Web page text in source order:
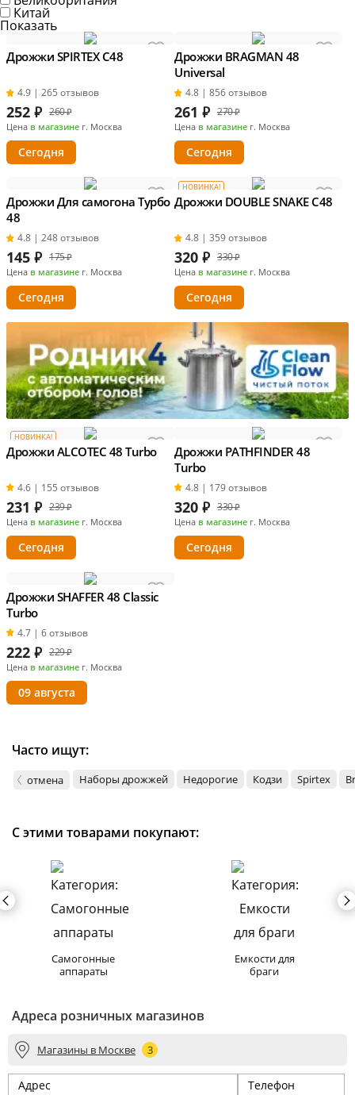
Китай
Показать
Дрожжи SPIRTEX C48
4.9 | 265 отзывов
252 ₽ 260 ₽
Цена в магазине г. Москва
Сегодня
Дрожжи BRAGMAN 48
Universal
4.8 | 856 отзывов
261 ₽ 270 ₽
Цена в магазине г. Москва
Сегодня
Дрожжи Для самогона Турбо
48
4.8 | 248 отзывов
145 ₽ 175 ₽
Цена в магазине г. Москва
Сегодня
НОВИНКА!
Дрожжи DOUBLE SNAKE C48
4.8 | 359 отзывов
320 ₽ 330 ₽
Цена в магазине г. Москва
Сегодня
НОВИНКА!
Дрожжи ALCOTEC 48 Turbo
4.6 | 155 отзывов
231 ₽ 239 ₽
Цена в магазине г. Москва
Сегодня
Дрожжи PATHFINDER 48
Turbo
4.8 | 179 отзывов
320 ₽ 330 ₽
Цена в магазине г. Москва
Сегодня
Дрожжи SHAFFER 48 Classic
Turbo
4.7 | 6 отзывов
222 ₽ 229 ₽
Цена в магазине г. Москва
09 августа
Часто ищут:
отмена Наборы дрожжей Недорогие Кодзи Spirtex
С этими товарами покупают:
Самогонные
аппараты
Емкости для
браги
Адреса розничных магазинов
Магазины в Москве 3
Адрес Телефон